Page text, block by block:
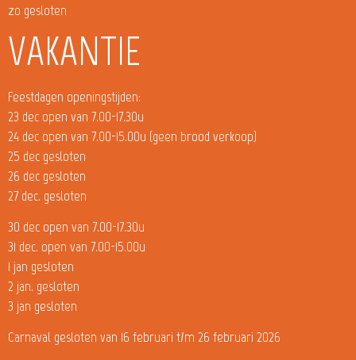
zo gesloten
VAKANTIE
Feestdagen openingstijden:
23 dec open van 7.00-17.30u
24 dec open van 7.00-15.00u (geen brood verkoop)
25 dec gesloten
26 dec gesloten
27 dec. gesloten
30 dec open van 7.00-17.30u
31 dec. open van 7.00-15.00u
1 jan gesloten
2 jan. gesloten
3 jan gesloten
Carnaval gesloten van 16 februari t/m 26 februari 2026